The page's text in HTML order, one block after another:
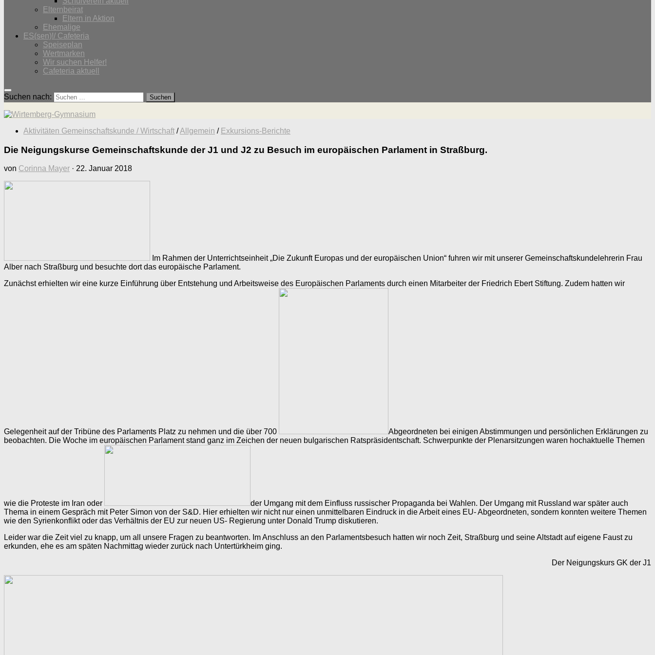
Elternbeirat
Eltern in Aktion
Ehemalige
ES(sen)!/ Cafeteria
Speiseplan
Wertmarken
Wir suchen Helfer!
Cafeteria aktuell
Suchen nach:
Aktivitäten Gemeinschaftskunde / Wirtschaft /Allgemein / Exkursions-Berichte
Die Neigungskurse Gemeinschaftskunde der J1 und J2 zu Besuch im europäischen Parlament in Straßburg.
von Corinna Mayer · 22. Januar 2018
Im Rahmen der Unterrichtseinheit „Die Zukunft Europas und der europäischen Union“ fuhren wir mit unserer Gemeinschaftskundelehrerin Frau
Alber nach Straßburg und besuchte dort das europäische Parlament.
Zunächst erhielten wir eine kurze Einführung über Entstehung und Arbeitsweise des Europäischen Parlaments durch einen Mitarbeiter der Friedrich Ebert Stiftung. Zudem hatten wir
Gelegenheit auf der Tribüne des Parlaments Platz zu nehmen und die über 700
Abgeordneten bei einigen Abstimmungen und persönlichen Erklärungen zu
beobachten. Die Woche im europäischen Parlament stand ganz im Zeichen der neuen bulgarischen Ratspräsidentschaft. Schwerpunkte der Plenarsitzungen waren hochaktuelle Themen
wie die Proteste im Iran oder
der Umgang mit dem Einfluss russischer Propaganda bei Wahlen. Der Umgang mit Russland war später auch
Thema in einem Gespräch mit Peter Simon von der S&D. Hier erhielten wir nicht nur einen unmittelbaren Eindruck in die Arbeit eines EU- Abgeordneten, sondern konnten weitere Themen
wie den Syrienkonflikt oder das Verhältnis der EU zur neuen US- Regierung unter Donald Trump diskutieren.
Leider war die Zeit viel zu knapp, um all unsere Fragen zu beantworten. Im Anschluss an den Parlamentsbesuch hatten wir noch Zeit, Straßburg und seine Altstadt auf eigene Faust zu
erkunden, ehe es am späten Nachmittag wieder zurück nach Untertürkheim ging.
Der Neigungskurs GK der J1